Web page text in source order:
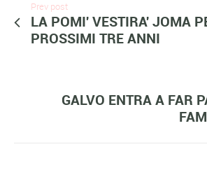
Prev post
LA POMI' VESTIRA' JOMA
PROSSIMI TRE ANNI
GALVO ENTRA A FAR